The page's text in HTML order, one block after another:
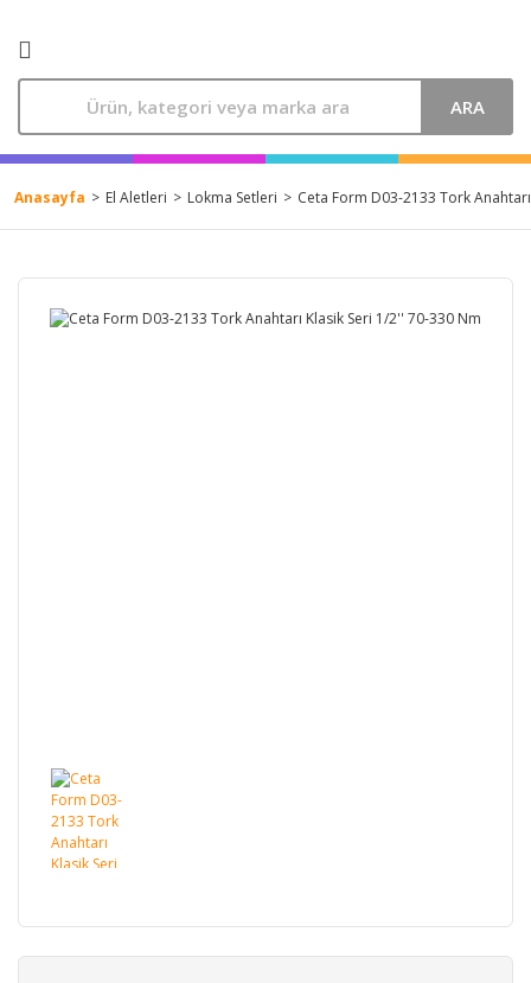
ARA
Anasayfa El Aletleri Lokma Setleri Ceta Form D03-2133 Tork